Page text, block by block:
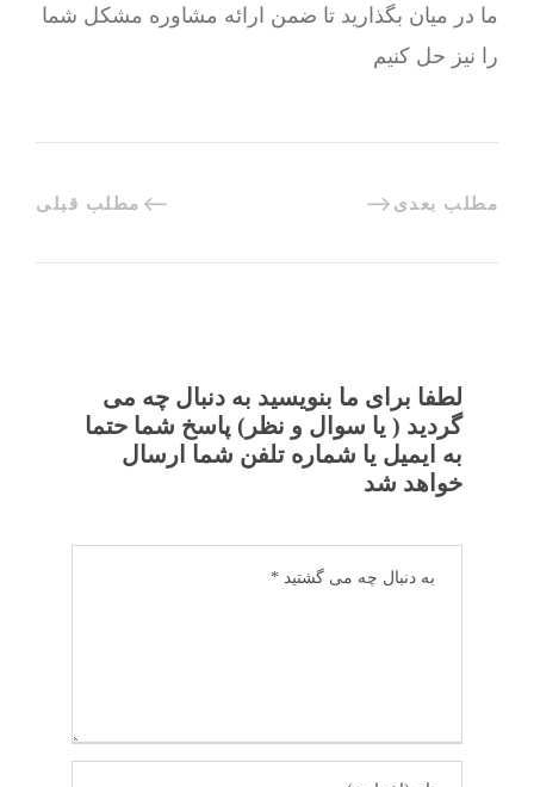
ما در میان بگذارید تا ضمن ارائه مشاوره مشکل شما
را نیز حل کنیم
مطلب قبلی مطلب بعدی
لطفا برای ما بنویسید به دنبال چه می
گردید ( یا سوال و نظر) پاسخ شما حتما
به ایمیل یا شماره تلفن شما ارسال
خواهد شد